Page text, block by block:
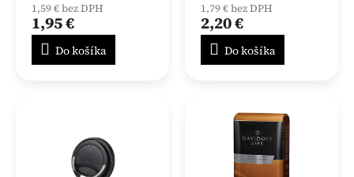
1,59 € bez DPH
1,95 €
Do košíka
1,79 € bez DPH
2,20 €
Do košíka